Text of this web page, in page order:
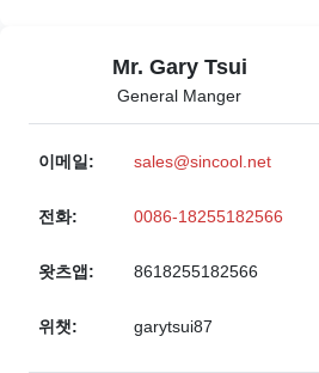
Mr. Gary Tsui
General Manger
이메일: sales@sincool.net
전화: 0086-18255182566
왓츠앱: 8618255182566
위챗: garytsui87